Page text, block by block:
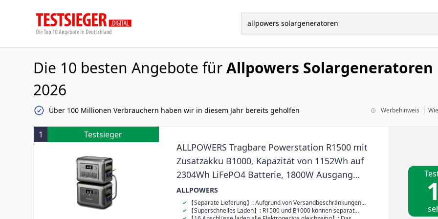
Die 10 besten Angebote fürAllpowers Solargeneratoren
2026
Über 100 Millionen Verbrauchern haben wir in diesem Jahr bereits geholfen Werbehinweis
1 Testsieger
ALLPOWERS Tragbare Powerstation R1500 mit
Zusatzakku B1000, Kapazität von 1152Wh auf
2304Wh LiFePO4 Batterie, 1800W Ausgang
Solargenerator für Notstromversorgung zu
Hause, Notfälle, Camping, Wohnmobil
ALLPOWERS
【Separate Lieferung】: Aufgrund von Versandbeschränkungen
für übergroße Artikel werden R1500 und B1000 separat versendet.
【Superschnelles Laden】: R1500 und B1000 können separat